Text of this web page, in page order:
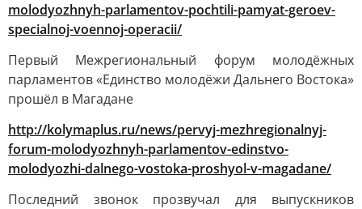
molodyozhnyh-parlamentov-pochtili-pamyat-geroev-
specialnoj-voennoj-operacii/
Первый Межрегиональный форум молодёжных
парламентов «Единство молодёжи Дальнего Востока»
прошёл в Магадане
http://kolymaplus.ru/news/pervyj-mezhregionalnyj-
forum-molodyozhnyh-parlamentov-edinstvo-
molodyozhi-dalnego-vostoka-proshyol-v-magadane/
Последний звонок прозвучал для выпускников